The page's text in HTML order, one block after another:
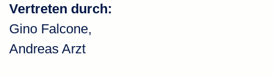
Vertreten durch:
Gino Falcone,
Andreas Arzt